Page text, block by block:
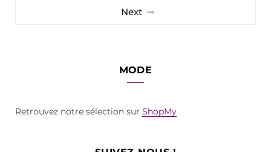
Next
MODE
Retrouvez notre sélection sur ShopMy